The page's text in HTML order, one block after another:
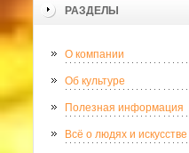
РАЗДЕЛЫ
О компании
Об культуре
Полезная информация
Всё о людях и искусстве